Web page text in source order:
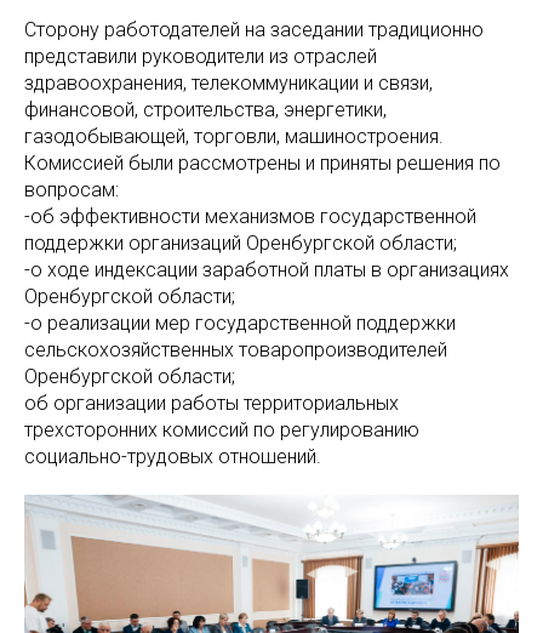
Сторону работодателей на заседании традиционно
представили руководители из отраслей
здравоохранения, телекоммуникации и связи,
финансовой, строительства, энергетики,
газодобывающей, торговли, машиностроения.
Комиссией были рассмотрены и приняты решения по
вопросам:
-об эффективности механизмов государственной
поддержки организаций Оренбургской области;
-о ходе индексации заработной платы в организациях
Оренбургской области;
-о реализации мер государственной поддержки
сельскохозяйственных товаропроизводителей
Оренбургской области;
об организации работы территориальных
трехсторонних комиссий по регулированию
социально-трудовых отношений.